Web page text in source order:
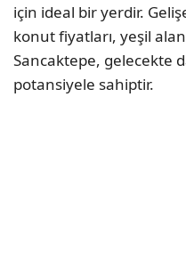
için ideal bir yerdir.
konut fiyatları, yeşil
Sancaktepe, gelecekte
potansiyele sahiptir.